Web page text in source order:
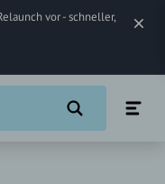
vor - schneller,